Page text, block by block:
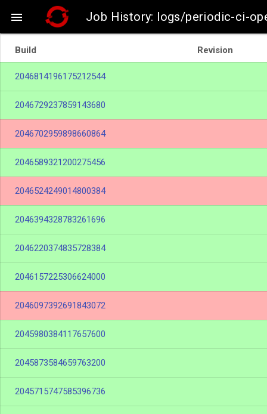
 Job History: logs/periodic-ci-
Build Revision
2046814196175212544
2046729237859143680
2046702959898660864
2046589321200275456
2046524249014800384
2046394328783261696
2046220374835728384
2046157225306624000
2046097392691843072
2045980384117657600
2045873584659763200
2045715747585396736